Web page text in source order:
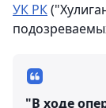
УК РК
"В ходе